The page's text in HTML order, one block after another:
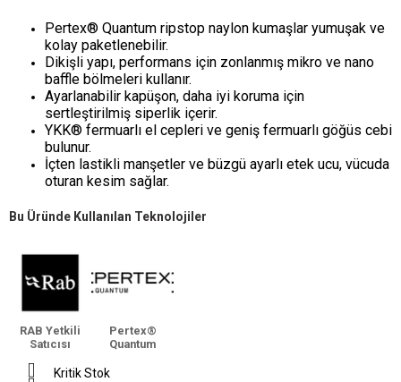
Pertex® Quantum ripstop naylon kumaşlar yumuşak ve
kolay paketlenebilir.
Dikişli yapı, performans için zonlanmış mikro ve nano
baffle bölmeleri kullanır.
Ayarlanabilir kapüşon, daha iyi koruma için
sertleştirilmiş siperlik içerir.
YKK® fermuarlı el cepleri ve geniş fermuarlı göğüs cebi
bulunur.
İçten lastikli manşetler ve büzgü ayarlı etek ucu, vücuda
oturan kesim sağlar.
Bu Üründe Kullanılan Teknolojiler
RAB Yetkili
Satıcısı
Pertex®
Quantum
Kritik Stok